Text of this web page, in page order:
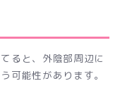
ると、外陰部周辺に
可能性があります。